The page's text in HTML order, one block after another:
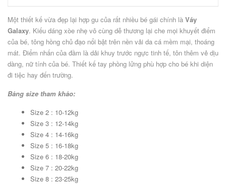
Một thiết kế vừa đẹp lại hợp gu của rất nhiều bé gái chính là Váy
Galaxy. Kiếu dáng xòe nhẹ vô cùng dễ thương lại che mọi khuyết điểm
của bé, tông hồng chủ đạo nổi bật trên nền vải da cá mềm mại, thoáng
mát. Điểm nhấn của đầm là dải khuy trước ngực tinh tế, tôn thêm vẻ dịu
dàng, nữ tính của bé. Thiết kế tay phồng lửng phù hợp cho bé khi diện
đi tiệc hay đến trường.
Bảng size tham khảo:
Size 2 : 10-12kg
Size 3 : 12-14kg
Size 4 : 14-16kg
Size 5 : 16-18kg
Size 6 : 18-20kg
Size 7 : 20-22kg
Size 8 : 23-25kg